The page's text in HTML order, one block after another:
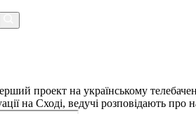
проект на українському
на Сході, ведучі розповідають про